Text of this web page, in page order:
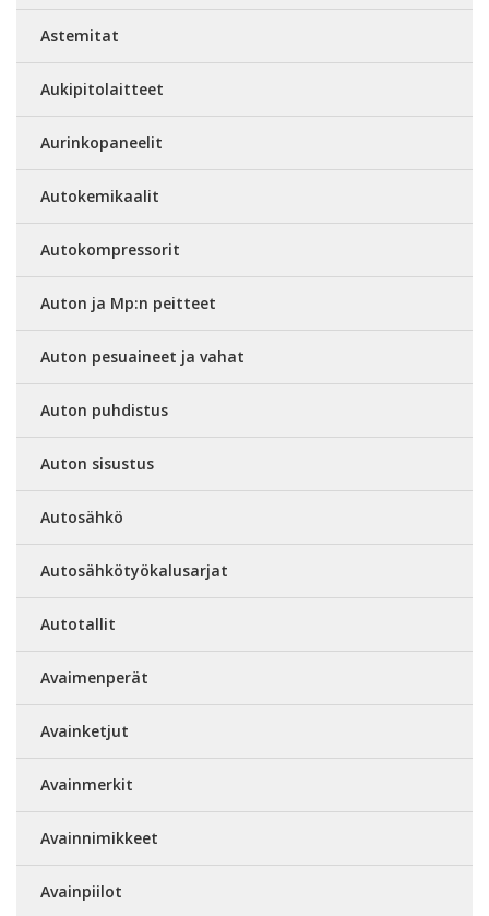
Astemitat
Aukipitolaitteet
Aurinkopaneelit
Autokemikaalit
Autokompressorit
Auton ja Mp:n peitteet
Auton pesuaineet ja vahat
Auton puhdistus
Auton sisustus
Autosähkö
Autosähkötyökalusarjat
Autotallit
Avaimenperät
Avainketjut
Avainmerkit
Avainnimikkeet
Avainpiilot